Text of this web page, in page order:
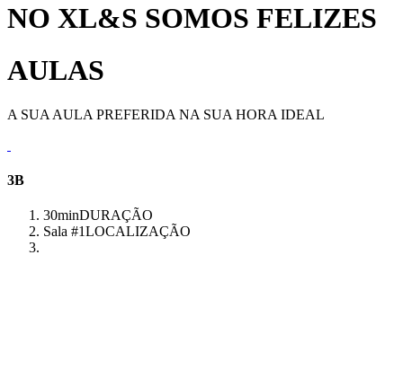
NO XL&S SOMOS FELIZES
AULAS
A SUA AULA PREFERIDA NA SUA HORA IDEAL
3B
30minDURAÇÃO
Sala #1LOCALIZAÇÃO